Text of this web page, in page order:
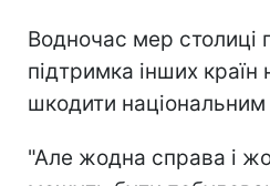
Водночас мер столиці
підтримка інших країн
шкодити
"Але жодна справа і